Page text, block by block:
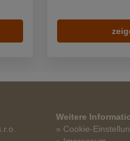
Weitere
» Cookie-